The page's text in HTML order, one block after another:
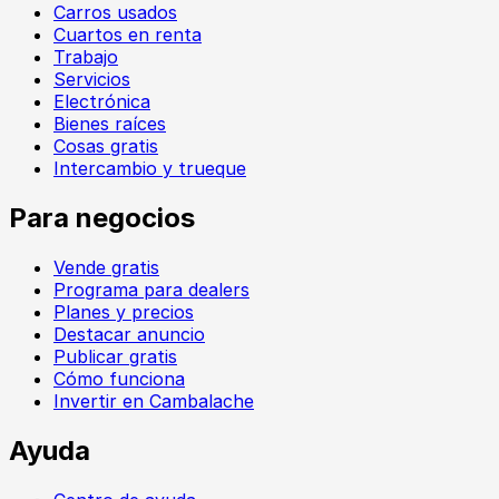
Carros usados
Cuartos en renta
Trabajo
Servicios
Electrónica
Bienes raíces
Cosas gratis
Intercambio y trueque
Para negocios
Vende gratis
Programa para dealers
Planes y precios
Destacar anuncio
Publicar gratis
Cómo funciona
Invertir en Cambalache
Ayuda